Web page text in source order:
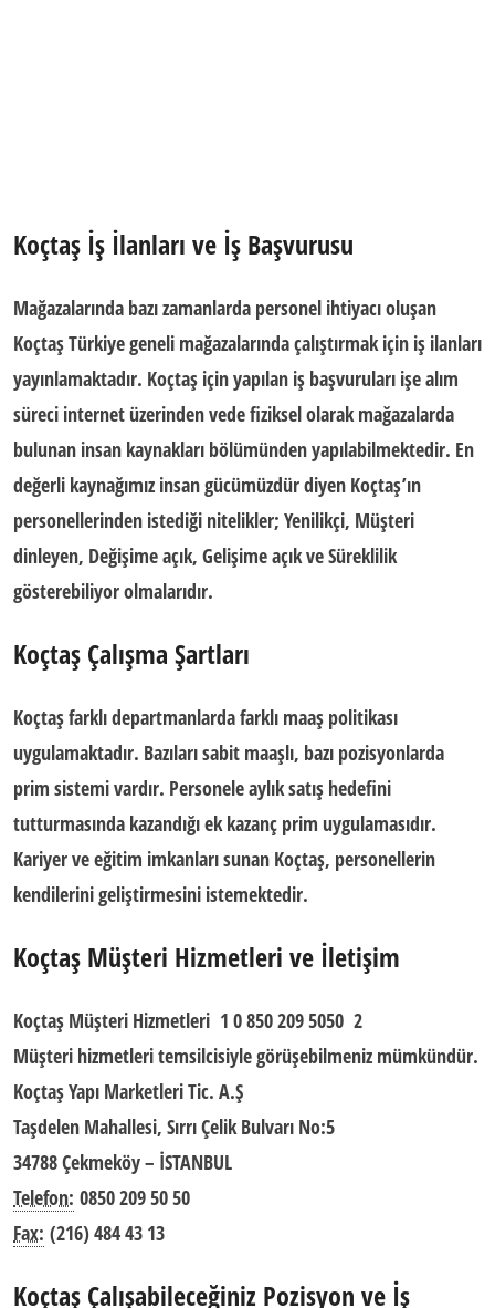
Koçtaş İş İlanları ve İş Başvurusu
Mağazalarında bazı zamanlarda personel ihtiyacı oluşan
Koçtaş Türkiye geneli mağazalarında çalıştırmak için iş ilanları
yayınlamaktadır. Koçtaş için yapılan iş başvuruları işe alım
süreci internet üzerinden vede fiziksel olarak mağazalarda
bulunan insan kaynakları bölümünden yapılabilmektedir. En
değerli kaynağımız insan gücümüzdür diyen Koçtaş’ın
personellerinden istediği nitelikler; Yenilikçi, Müşteri
dinleyen, Değişime açık, Gelişime açık ve Süreklilik
gösterebiliyor olmalarıdır.
Koçtaş Çalışma Şartları
Koçtaş farklı departmanlarda farklı maaş politikası
uygulamaktadır. Bazıları sabit maaşlı, bazı pozisyonlarda
prim sistemi vardır. Personele aylık satış hedefini
tutturmasında kazandığı ek kazanç prim uygulamasıdır.
Kariyer ve eğitim imkanları sunan Koçtaş, personellerin
kendilerini geliştirmesini istemektedir.
Koçtaş Müşteri Hizmetleri ve İletişim
Koçtaş Müşteri Hizmetleri 1 0 850 209 5050 2
Müşteri hizmetleritemsilcisiyle görüşebilmeniz mümkündür.
Koçtaş Yapı Marketleri Tic. A.Ş
Taşdelen Mahallesi, Sırrı Çelik Bulvarı No:5
34788 Çekmeköy – İSTANBUL
Telefon: 0850 209 50 50
Fax: (216) 484 43 13
Koçtaş Çalışabileceğiniz Pozisyon ve İş